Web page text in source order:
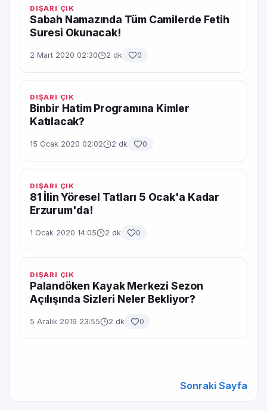
DIŞARI ÇIK
Sabah Namazında Tüm Camilerde Fetih
Suresi Okunacak!
2 Mart 2020 02:30 2 dk 0
DIŞARI ÇIK
Binbir Hatim Programına Kimler
Katılacak?
15 Ocak 2020 02:02 2 dk 0
DIŞARI ÇIK
81 İlin Yöresel Tatları 5 Ocak'a Kadar
Erzurum'da!
1 Ocak 2020 14:05 2 dk 0
DIŞARI ÇIK
Palandöken Kayak Merkezi Sezon
Açılışında Sizleri Neler Bekliyor?
5 Aralık 2019 23:55 2 dk 0
Sonraki Sayfa